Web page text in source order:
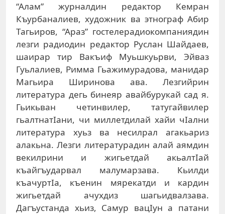
“Алам” журналдин редактор Кемран
Къурбаналиев, художник ва этнограф Абир
Тагьиров, “Араз” гостелерадиокомпаниядин
лезги радиодин редактор Руслан Шайдаев,
шаирар тир Вакъиф Муьшкуьрви, Эйваз
Гуьлалиев, Римма Гьажимурадова, манидар
Магьира Ширинова ава. Лезгийрин
литература дегь бинеяр авайбурукай сад я.
Гьикьван четинвилер, татугайвилер
гьалтнатIани, чи миллетдилай хайи чIални
литература хуьз ва несилрал агакьариз
алакьна. Лезги литературадин алай аямдин
векилрини и жигьетдай акьалтIай
къайгъударвал малумарзава. Кьилди
къачуртIа, къенин мярекатди и кардин
жигьетдай ачухдиз шагьидвалзава.
Дагъустанда хьиз, Самур вацIун а патани